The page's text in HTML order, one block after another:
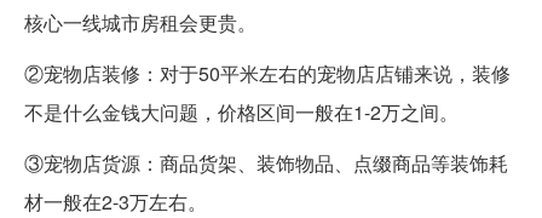
核心一线城市房租会更贵。
②宠物店装修：对于50平米左右的宠物店店铺来说，装修
不是什么金钱大问题，价格区间一般在1-2万之间。
③宠物店货源：商品货架、装饰物品、点缀商品等装饰耗
材一般在2-3万左右。